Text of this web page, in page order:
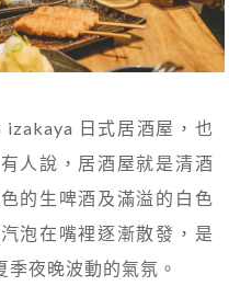
日式居酒屋，也
人說，居酒屋就是清酒
的生啤酒及滿溢的白色
泡在嘴裡逐漸散發，是
夜晚波動的氣氛。